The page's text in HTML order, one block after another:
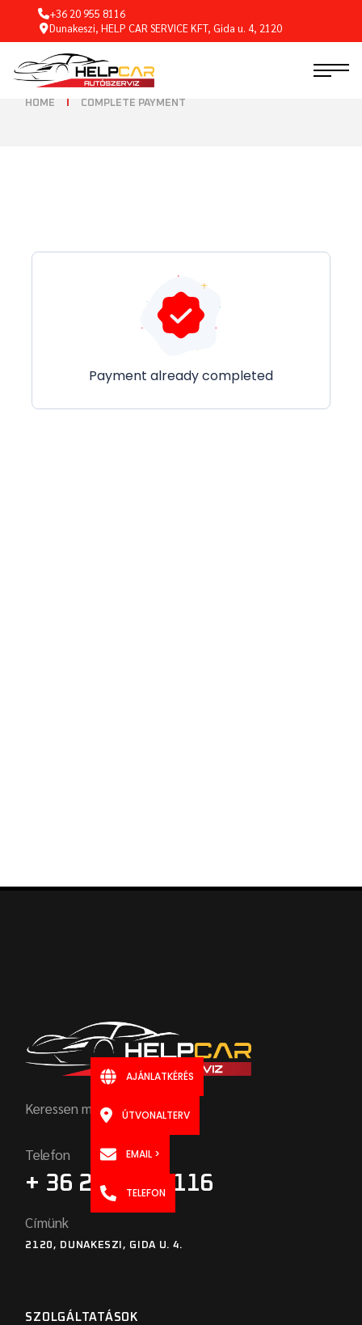
+36 20 955 8116
Dunakeszi, HELP CAR SERVICE KFT, Gida u. 4, 2120
HOME COMPLETE PAYMENT
Payment already completed
Keressen minket bizalommal!
Telefon
+ 36 20 955 8116
Címünk
2120, DUNAKESZI, GIDA U. 4.
SZOLGÁLTATÁSOK
AJÁNLATKÉRÉS
ÚTVONALTERV
EMAIL >
TELEFON